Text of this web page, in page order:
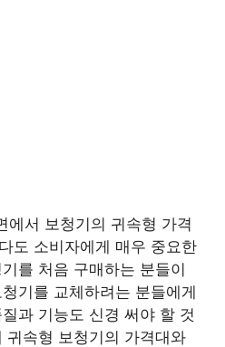
에서 보청기의 귀속형 가격
도 소비자에게 매우 중요한
를 처음 구매하는 분들이
기를 교체하려는 분들에게
과 기능도 신경 써야 할 것
귀속형 보청기의 가격대와